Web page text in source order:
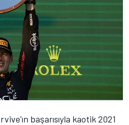
başarısıyla kaotik 2021